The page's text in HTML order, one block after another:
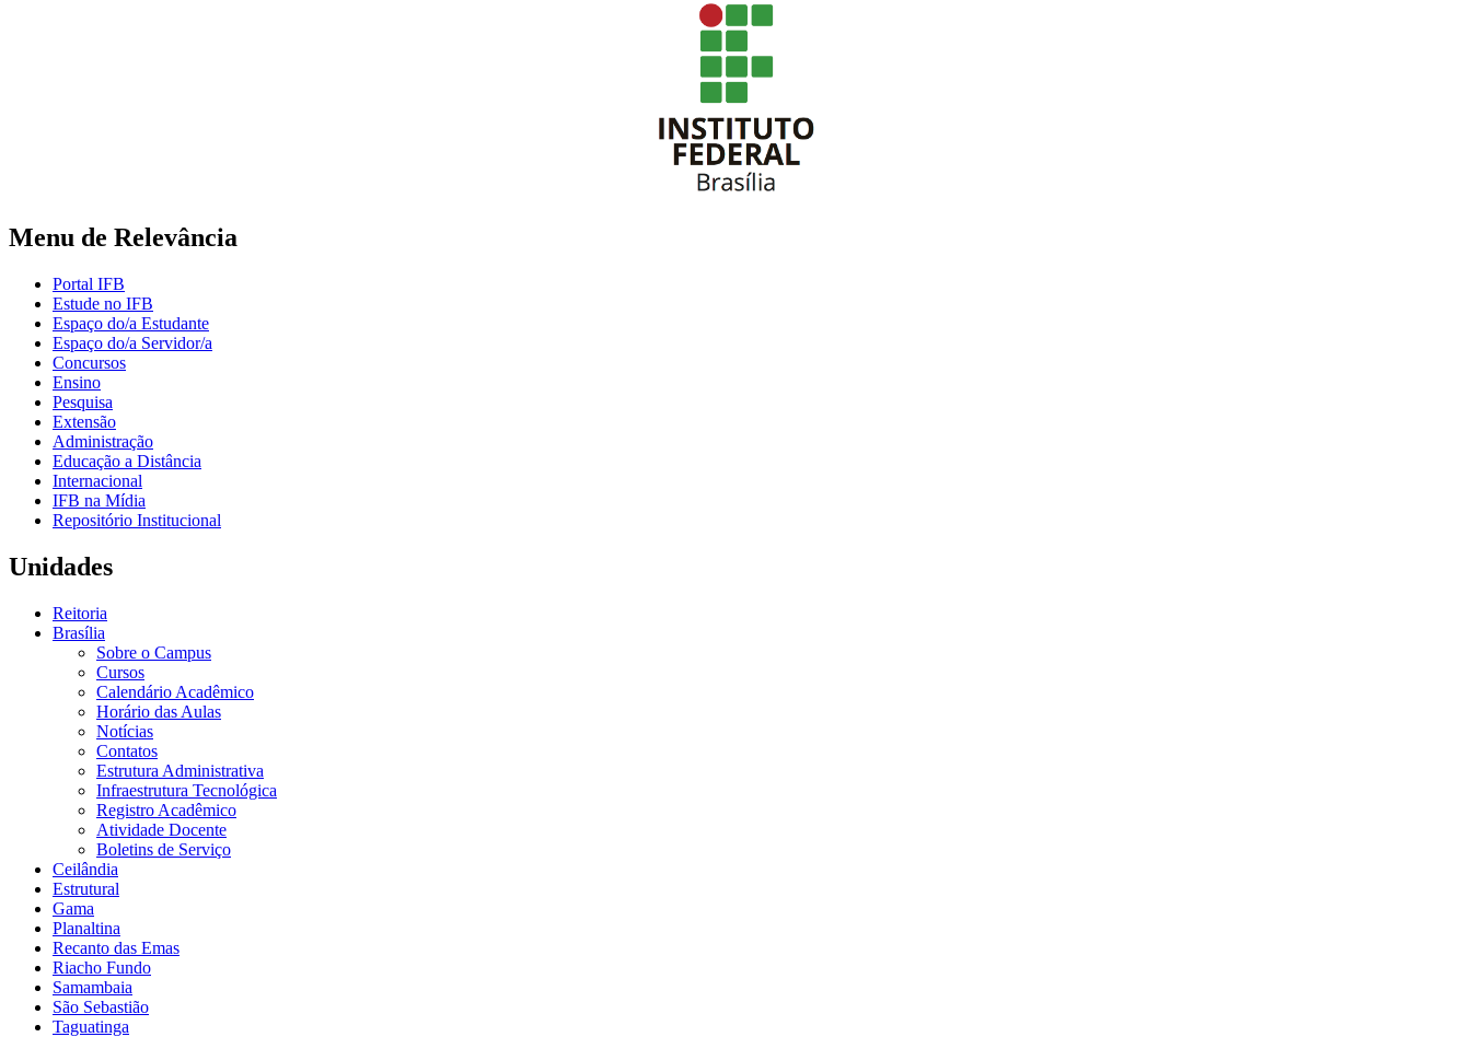
Menu de Relevância
Portal IFB
Estude no IFB
Espaço do/a Estudante
Espaço do/a Servidor/a
Concursos
Ensino
Pesquisa
Extensão
Administração
Educação a Distância
Internacional
IFB na Mídia
Repositório Institucional
Unidades
Reitoria
Brasília
Sobre o Campus
Cursos
Calendário Acadêmico
Horário das Aulas
Notícias
Contatos
Estrutura Administrativa
Infraestrutura Tecnológica
Registro Acadêmico
Atividade Docente
Boletins de Serviço
Ceilândia
Estrutural
Gama
Planaltina
Recanto das Emas
Riacho Fundo
Samambaia
São Sebastião
Taguatinga